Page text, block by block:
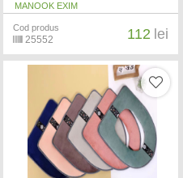
MANOOK EXIM
Cod produs
25552 112 lei